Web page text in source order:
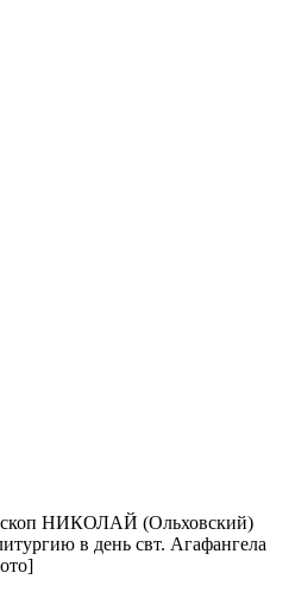
НИКОЛАЙ (Ольховский)
в день свт. Агафангела